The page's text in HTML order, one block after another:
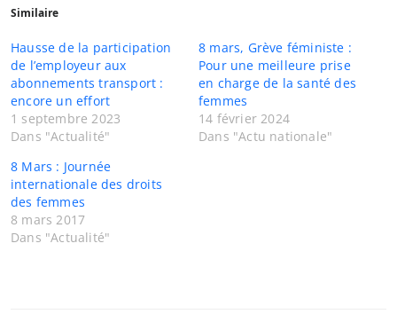
Similaire
Hausse de la participation
de l’employeur aux
abonnements transport :
encore un effort
1 septembre 2023
Dans "Actualité"
8 mars, Grève féministe :
Pour une meilleure prise
en charge de la santé des
femmes
14 février 2024
Dans "Actu nationale"
8 Mars : Journée
internationale des droits
des femmes
8 mars 2017
Dans "Actualité"